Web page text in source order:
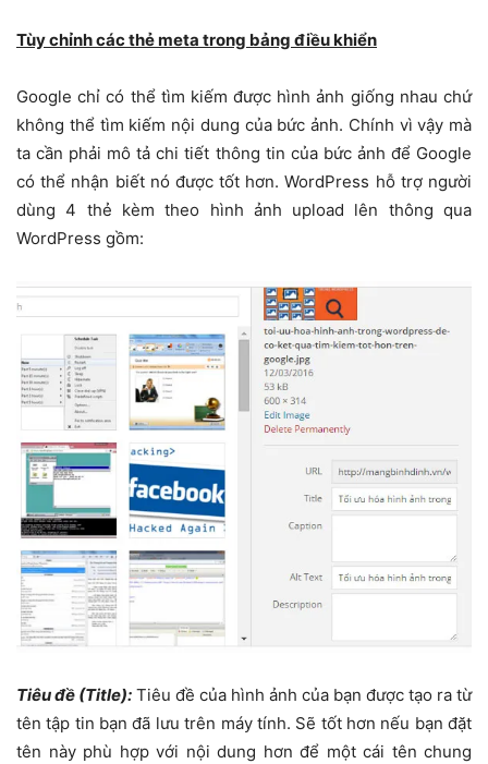
Tùy chỉnh các thẻ meta trong bảng điều khiển
Google chỉ có thể tìm kiếm được hình ảnh giống nhau chứ
không thể tìm kiếm nội dung của bức ảnh. Chính vì vậy mà
ta cần phải mô tả chi tiết thông tin của bức ảnh để Google
có thể nhận biết nó được tốt hơn. WordPress hỗ trợ người
dùng 4 thẻ kèm theo hình ảnh upload lên thông qua
WordPress gồm:
Tiêu đề (Title): Tiêu đề của hình ảnh của bạn được tạo ra từ
tên tập tin bạn đã lưu trên máy tính. Sẽ tốt hơn nếu bạn đặt
tên này phù hợp với nội dung hơn để một cái tên chung